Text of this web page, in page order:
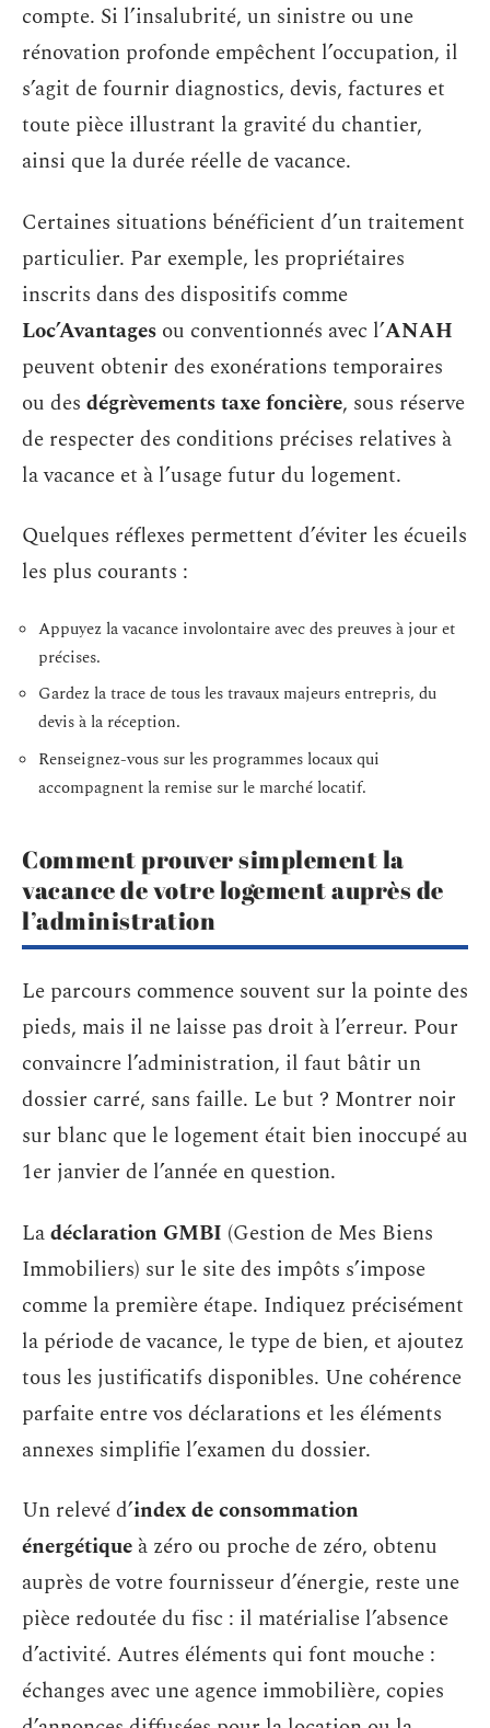
compte. Si l’insalubrité, un sinistre ou une
rénovation profonde empêchent l’occupation, il
s’agit de fournir diagnostics, devis, factures et
toute pièce illustrant la gravité du chantier,
ainsi que la durée réelle de vacance.
Certaines situations bénéficient d’un traitement
particulier. Par exemple, les propriétaires
inscrits dans des dispositifs comme
Loc’Avantages ou conventionnés avec l’ANAH
peuvent obtenir des exonérations temporaires
ou des dégrèvements taxe foncière, sous réserve
de respecter des conditions précises relatives à
la vacance et à l’usage futur du logement.
Quelques réflexes permettent d’éviter les écueils
les plus courants :
Appuyez la vacance involontaire avec des preuves à jour et
précises.
Gardez la trace de tous les travaux majeurs entrepris, du
devis à la réception.
Renseignez-vous sur les programmes locaux qui
accompagnent la remise sur le marché locatif.
Comment prouver simplement la
vacance de votre logement auprès de
l’administration
Le parcours commence souvent sur la pointe des
pieds, mais il ne laisse pas droit à l’erreur. Pour
convaincre l’administration, il faut bâtir un
dossier carré, sans faille. Le but ? Montrer noir
sur blanc que le logement était bien inoccupé au
1er janvier de l’année en question.
Ladéclaration GMBI (Gestion de Mes Biens
Immobiliers) sur le site des impôts s’impose
comme la première étape. Indiquez précisément
la période de vacance, le type de bien, et ajoutez
tous les justificatifs disponibles. Une cohérence
parfaite entre vos déclarations et les éléments
annexes simplifie l’examen du dossier.
Un relevé d’index de consommation
énergétique à zéro ou proche de zéro, obtenu
auprès de votre fournisseur d’énergie, reste une
pièce redoutée du fisc : il matérialise l’absence
d’activité. Autres éléments qui font mouche :
échanges avec une agence immobilière, copies